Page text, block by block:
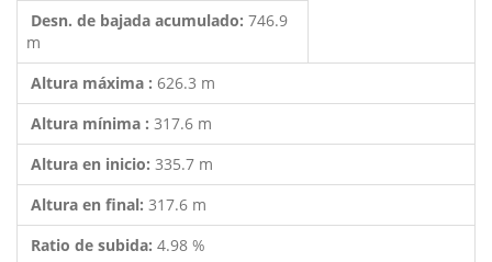
Desn. de bajada acumulado: 746.9
m
Altura máxima : 626.3 m
Altura mínima : 317.6 m
Altura en inicio: 335.7 m
Altura en final: 317.6 m
Ratio de subida: 4.98 %